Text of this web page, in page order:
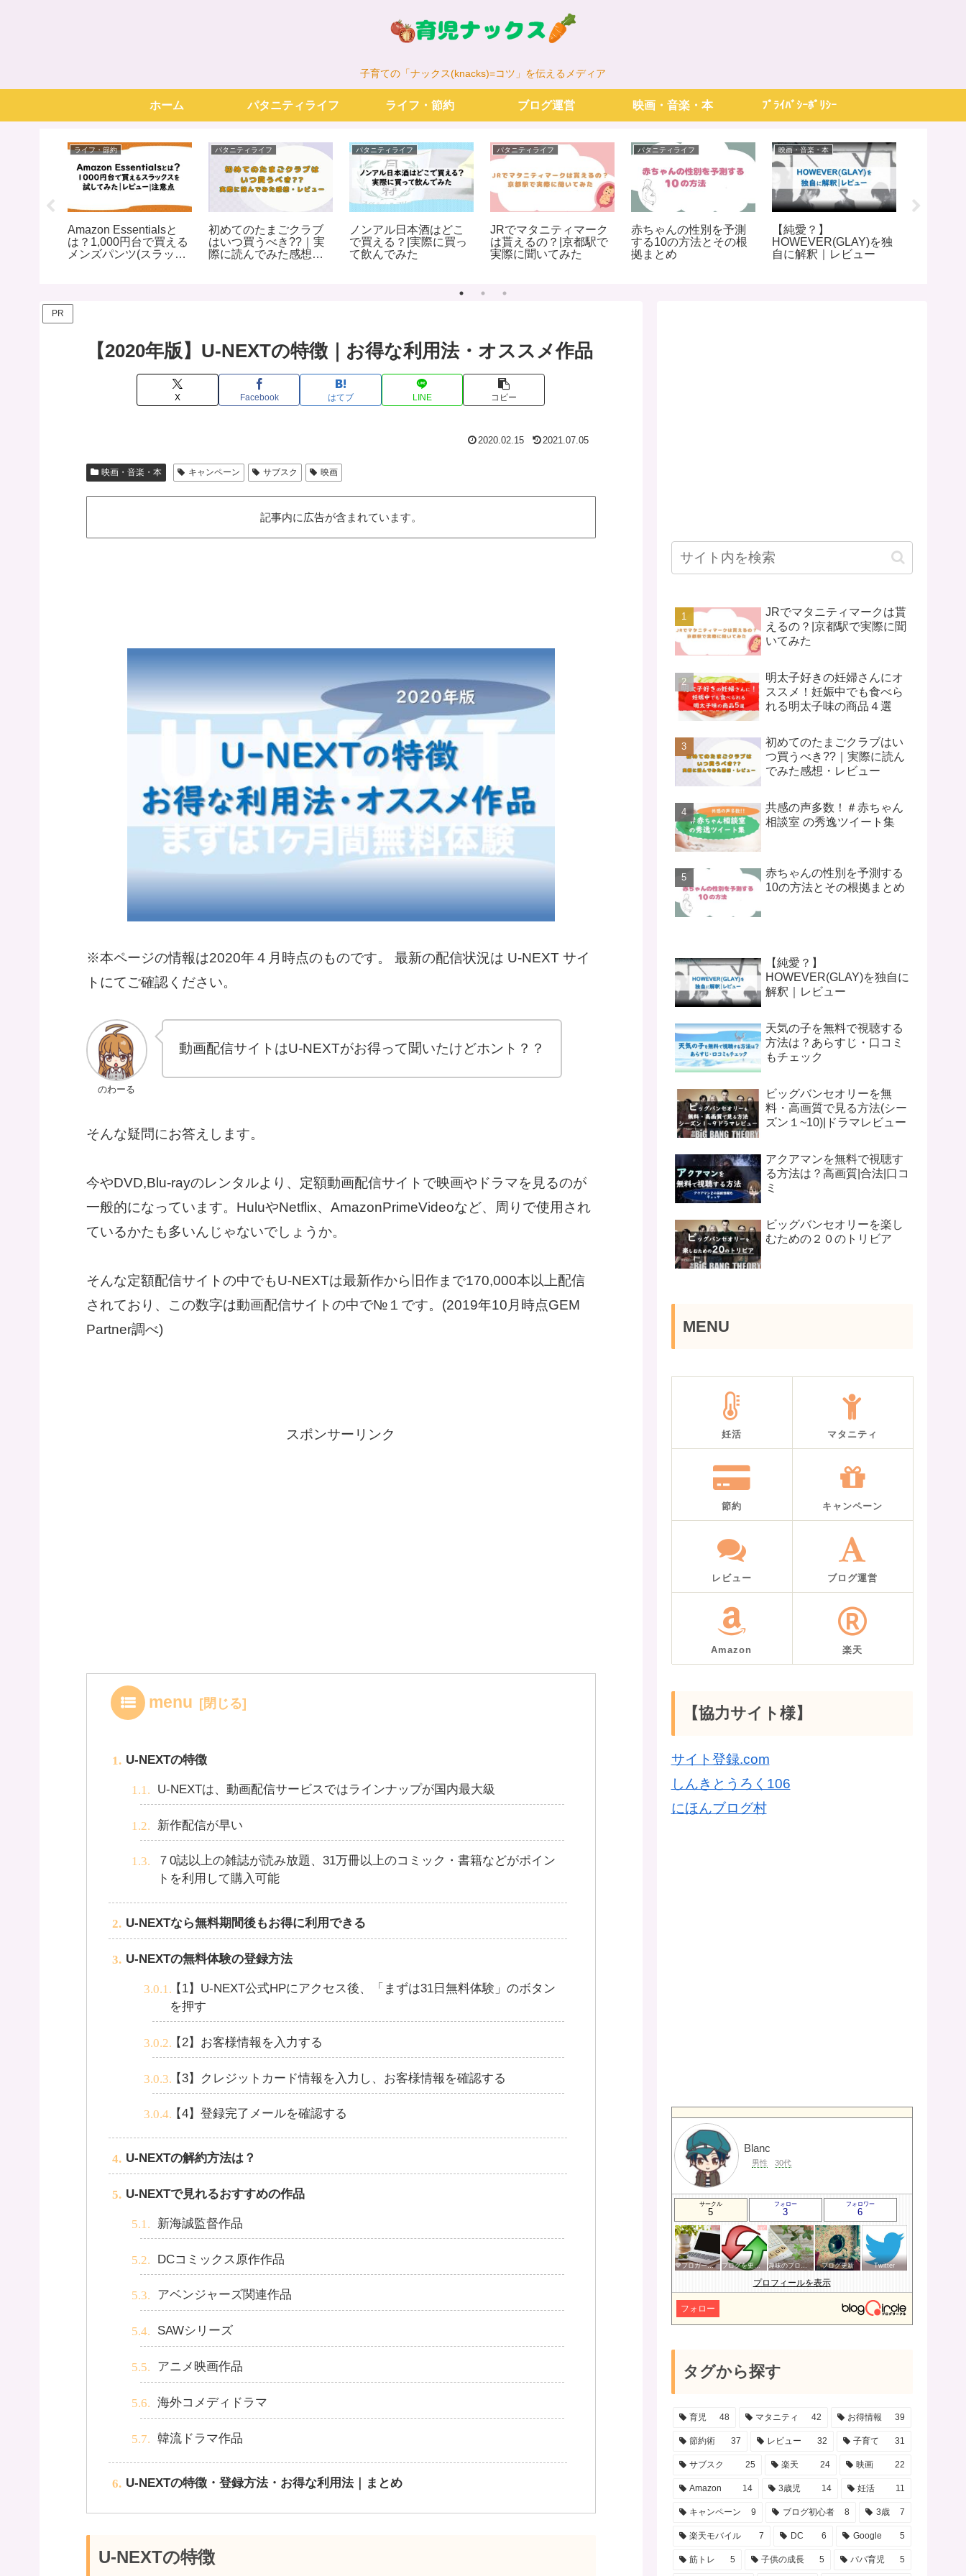
子育ての「ナックス(knacks)=コツ」を伝えるメディア
ホーム パタニティライフ ライフ・節約 ブログ運営 映画・音楽・本 ﾌﾟﾗｲﾊﾞｼｰﾎﾟﾘｼｰ
ライフ・節約
Amazon Essentialsと
は？1,000円台で買える
メンズパンツ(スラック
パタニティライフ
初めてのたまごクラブ
はいつ買うべき??｜実
際に読んでみた感想・
パタニティライフ
ノンアル日本酒はどこ
で買える？|実際に買っ
て飲んでみた
パタニティライフ
JRでマタニティマーク
は貰えるの？|京都駅で
実際に聞いてみた
パタニティライフ
赤ちゃんの性別を予測
する10の方法とその根
拠まとめ
映画・音楽・本
【純愛？】
HOWEVER(GLAY)を独
自に解釈｜レビュー
PR
【2020年版】U-NEXTの特徴｜お得な利用法・オススメ作品
X Facebook はてブ LINE コピー
2020.02.15 2021.07.05
映画・音楽・本 キャンペーン サブスク 映画
記事内に広告が含まれています。
※本ページの情報は2020年４月時点のものです。 最新の配信状況は U-NEXT サイ
トにてご確認ください。
のわーる
動画配信サイトはU-NEXTがお得って聞いたけどホント？？
そんな疑問にお答えします。
今やDVD,Blu-rayのレンタルより、定額動画配信サイトで映画やドラマを見るのが
一般的になっています。HuluやNetflix、AmazonPrimeVideoなど、周りで使用され
ているかたも多いんじゃないでしょうか。
そんな定額配信サイトの中でもU-NEXTは最新作から旧作まで170,000本以上配信
されており、この数字は動画配信サイトの中で№１です。(2019年10月時点GEM
Partner調べ)
スポンサーリンク
menu
U-NEXTの特徴
U-NEXTは、動画配信サービスではラインナップが国内最大級
新作配信が早い
７0誌以上の雑誌が読み放題、31万冊以上のコミック・書籍などがポイン
トを利用して購入可能
U-NEXTなら無料期間後もお得に利用できる
U-NEXTの無料体験の登録方法
【1】U-NEXT公式HPにアクセス後、「まずは31日無料体験」のボタン
を押す
【2】お客様情報を入力する
【3】クレジットカード情報を入力し、お客様情報を確認する
【4】登録完了メールを確認する
U-NEXTの解約方法は？
U-NEXTで見れるおすすめの作品
新海誠監督作品
DCコミックス原作作品
アベンジャーズ関連作品
SAWシリーズ
アニメ映画作品
海外コメディドラマ
韓流ドラマ作品
U-NEXTの特徴・登録方法・お得な利用法｜まとめ
U-NEXTの特徴
JRでマタニティマークは貰
えるの？|京都駅で実際に聞
いてみた
明太子好きの妊婦さんにオ
ススメ！妊娠中でも食べら
れる明太子味の商品４選
初めてのたまごクラブはい
つ買うべき??｜実際に読ん
でみた感想・レビュー
共感の声多数！＃赤ちゃん
相談室 の秀逸ツイート集
赤ちゃんの性別を予測する
10の方法とその根拠まとめ
【純愛？】
HOWEVER(GLAY)を独自に
解釈｜レビュー
天気の子を無料で視聴する
方法は？あらすじ・口コミ
もチェック
ビッグバンセオリーを無
料・高画質で見る方法(シー
ズン１~10)|ドラマレビュー
アクアマンを無料で視聴す
る方法は？高画質|合法|口コ
ミ
ビッグバンセオリーを楽し
むための２０のトリビア
MENU
妊活 マタニティ
節約 キャンペーン
レビュー ブログ運営
Amazon 楽天
【協力サイト様】
サイト登録.com
しんきとうろく106
にほんブログ村
Blanc
男性 30代
サークル
5
フォロー
3
フォロワー
6
💙ブロガー応援&更新報告♪💙 ブログを更新したらここで報告 趣味のブログを楽しむ会 ブログ更新 Twitter
プロフィールを表示
フォロー
タグから探す
育児 48 マタニティ 42 お得情報 39
節約術 37 レビュー 32 子育て 31
サブスク 25 楽天 24 映画 22
Amazon 14 3歳児 14 妊活 11
キャンペーン 9 ブログ初心者 8 3歳 7
楽天モバイル 7 DC 6 Google 5
筋トレ 5 子供の成長 5 パパ育児 5